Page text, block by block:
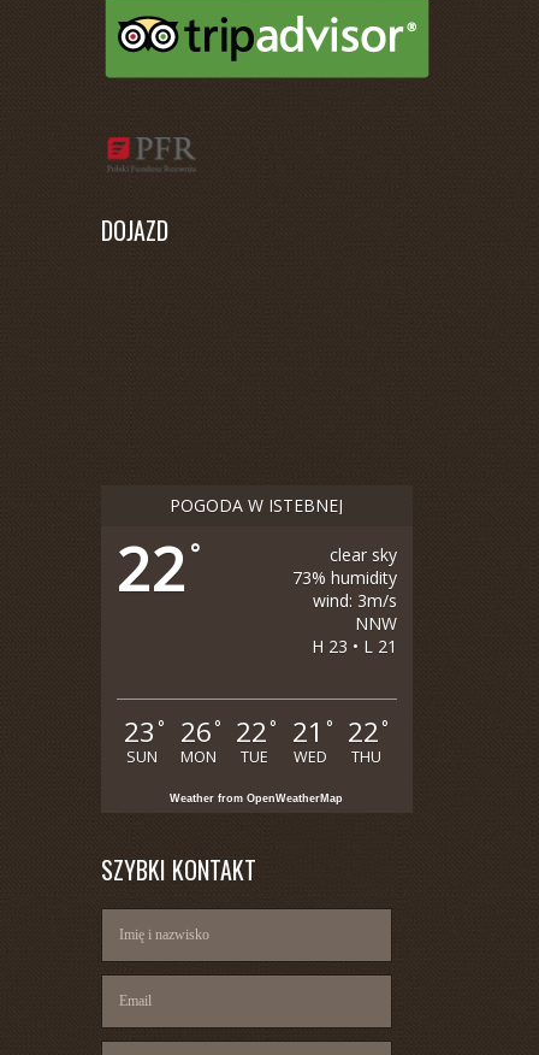
DOJAZD
POGODA W ISTEBNEJ
22 °
clear sky
73% humidity
wind: 3m/s
NNW
H 23 • L 21
23 °
SUN
26 °
MON
22 °
TUE
21 °
WED
22 °
THU
Weather from OpenWeatherMap
SZYBKI KONTAKT